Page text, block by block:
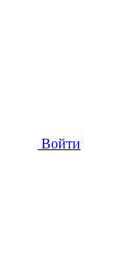
Войти